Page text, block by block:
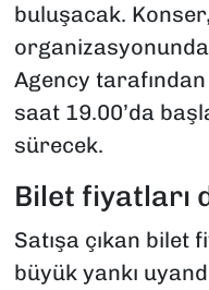
buluşacak.
Agency
saat 19.00’da
sürecek.
Bilet fiyatları
Satışa çıkan bilet
büyük yankı